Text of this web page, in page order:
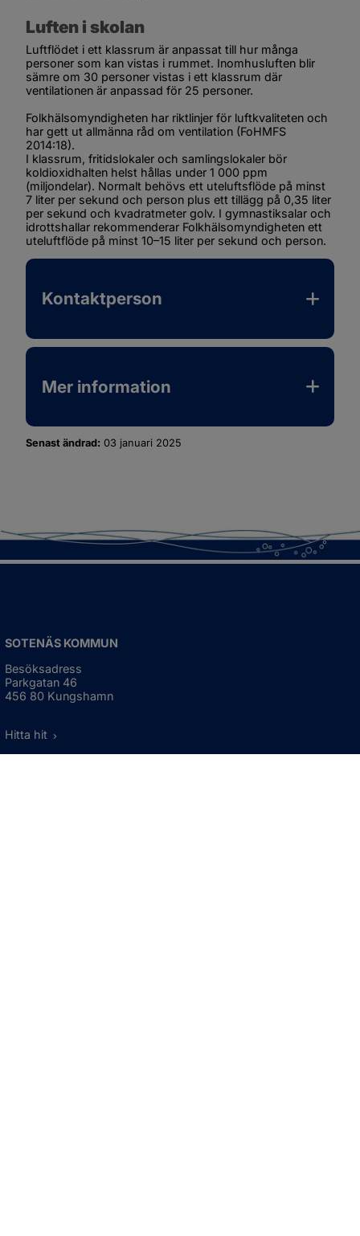
Luften i skolan
Luftflödet i ett klassrum är anpassat till hur många
personer som kan vistas i rummet. Inomhusluften blir
sämre om 30 personer vistas i ett klassrum där
ventilationen är anpassad för 25 personer.
Folkhälsomyndigheten har riktlinjer för luftkvaliteten och
har gett ut allmänna råd om ventilation (FoHMFS
2014:18).
I klassrum, fritidslokaler och samlingslokaler bör
koldioxidhalten helst hållas under 1 000 ppm
(miljondelar). Normalt behövs ett uteluftsflöde på minst
7 liter per sekund och person plus ett tillägg på 0,35 liter
per sekund och kvadratmeter golv. I gymnastiksalar och
idrottshallar rekommenderar Folkhälsomyndigheten ett
uteluftflöde på minst 10–15 liter per sekund och person.
Kontaktperson
Mer information
Senast ändrad: 03 januari 2025
SOTENÄS KOMMUN
Besöksadress
Parkgatan 46
456 80 Kungshamn
Hitta hit